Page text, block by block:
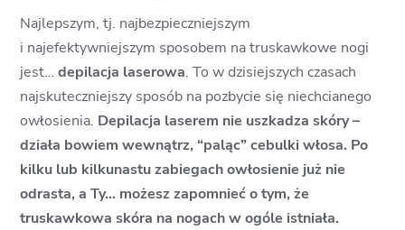
Najlepszym, tj. najbezpieczniejszym
i najefektywniejszym sposobem na truskawkowe nogi
jest… depilacja laserowa. To w dzisiejszych czasach
najskuteczniejszy sposób na pozbycie się niechcianego
owłosienia. Depilacja laserem nie uszkadza skóry –
działa bowiem wewnątrz, “paląc” cebulki włosa. Po
kilku lub kilkunastu zabiegach owłosienie już nie
odrasta, a Ty… możesz zapomnieć o tym, że
truskawkowa skóra na nogach w ogóle istniała.